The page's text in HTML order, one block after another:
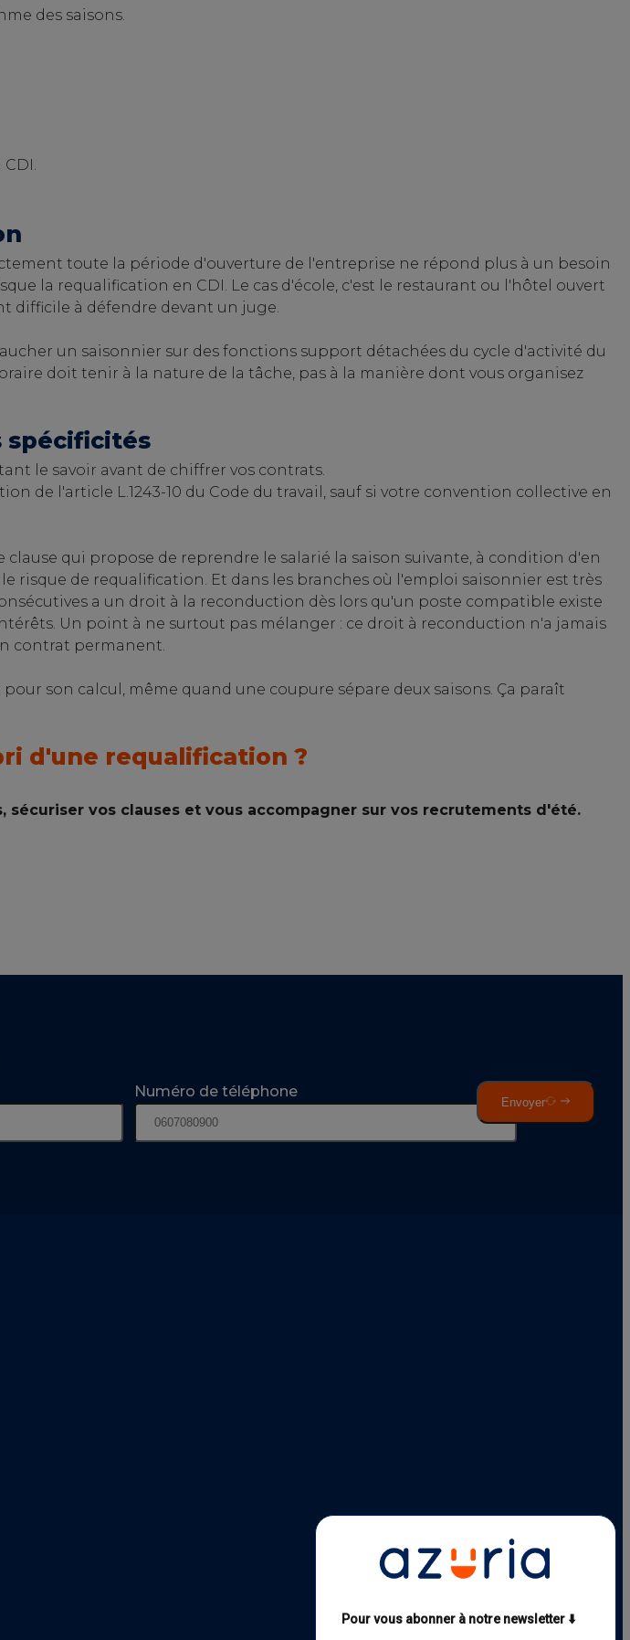
des saisons.
toute la période d'ouverture de l'entreprise ne répond plus à un besoin
la requalification en CDI. Le cas d'école, c'est le restaurant ou l'hôtel ouvert
difficile à défendre devant un juge.
un saisonnier sur des fonctions support détachées du cycle d'activité du
doit tenir à la nature de la tâche, pas à la manière dont vous organisez
spécificités
le savoir avant de chiffrer vos contrats.
de l'article L.1243-10 du Code du travail, sauf si votre convention collective en
qui propose de reprendre le salarié la saison suivante, à condition d'en
de requalification. Et dans les branches où l'emploi saisonnier est très
a un droit à la reconduction dès lors qu'un poste compatible existe
Un point à ne surtout pas mélanger : ce droit à reconduction n'a jamais
contrat permanent.
son calcul, même quand une coupure sépare deux saisons. Ça paraît
d'une requalification ?
vos clauses et vous accompagner sur vos recrutements d'été.
Numéro de téléphone
Envoyer